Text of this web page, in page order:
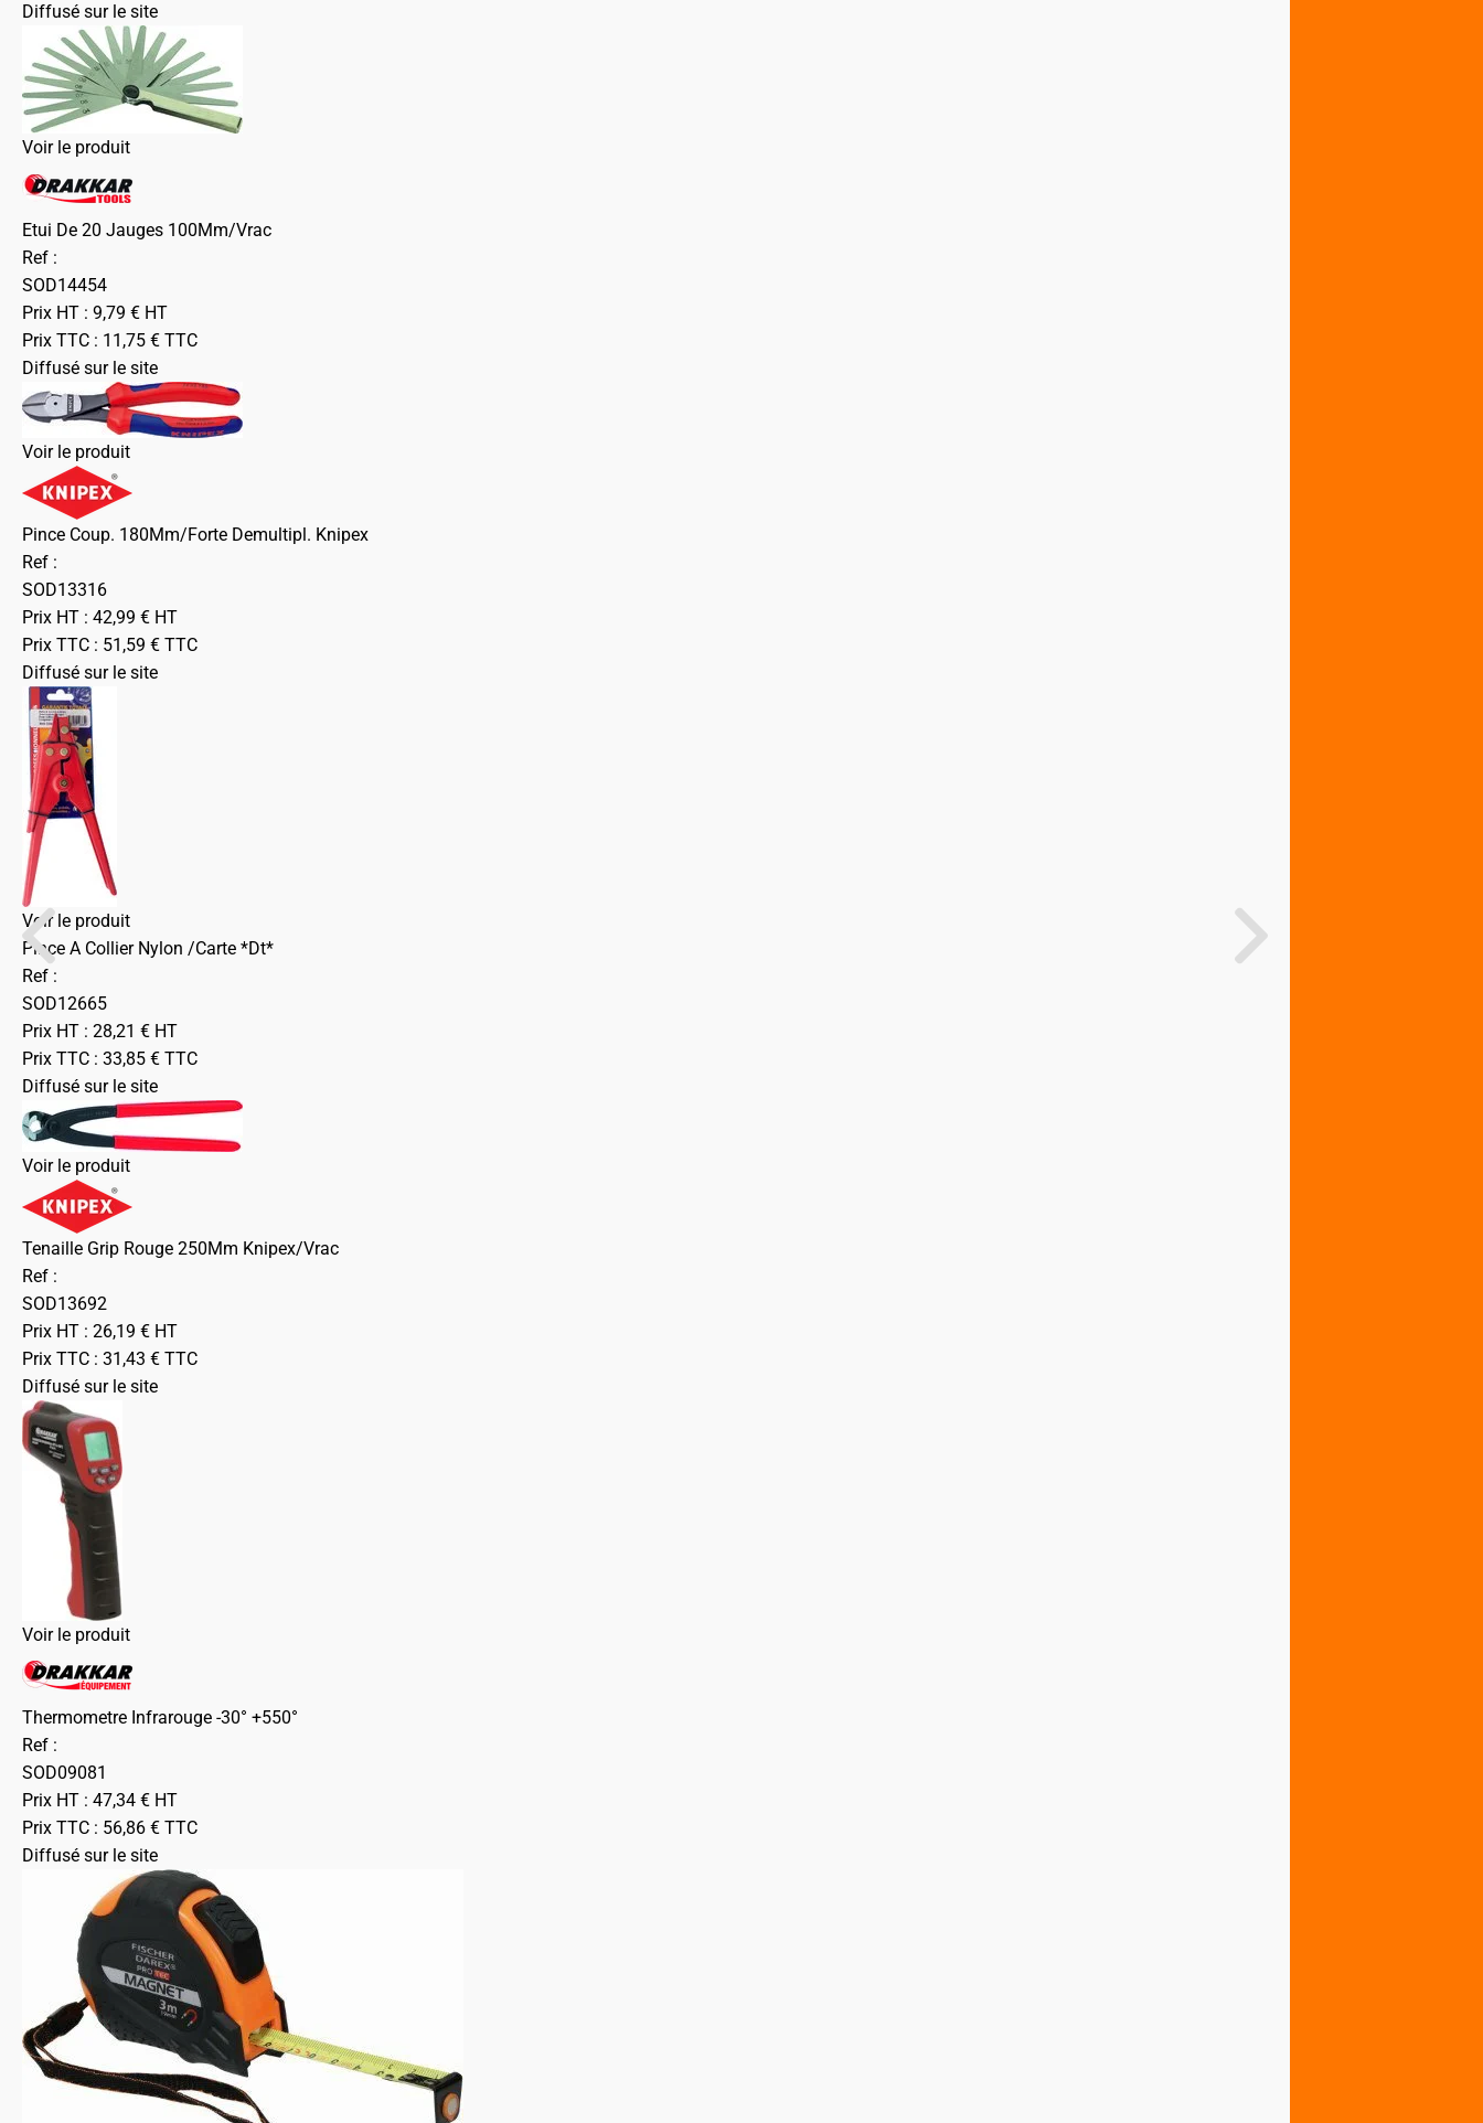
Diffusé sur le site
Voir le produit
Etui De 20 Jauges 100Mm/Vrac
Ref :
SOD14454
Prix HT : 9,79 € HT
Prix TTC : 11,75 € TTC
Diffusé sur le site
Voir le produit
Pince Coup. 180Mm/Forte Demultipl. Knipex
Ref :
SOD13316
Prix HT : 42,99 € HT
Prix TTC : 51,59 € TTC
Diffusé sur le site
Voir le produit
Pince A Collier Nylon /Carte *Dt*
Ref :
SOD12665
Prix HT : 28,21 € HT
Prix TTC : 33,85 € TTC
Diffusé sur le site
Voir le produit
Tenaille Grip Rouge 250Mm Knipex/Vrac
Ref :
SOD13692
Prix HT : 26,19 € HT
Prix TTC : 31,43 € TTC
Diffusé sur le site
Voir le produit
Thermometre Infrarouge -30° +550°
Ref :
SOD09081
Prix HT : 47,34 € HT
Prix TTC : 56,86 € TTC
Diffusé sur le site